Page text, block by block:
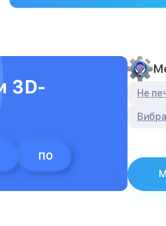
3D-
ПО
Не